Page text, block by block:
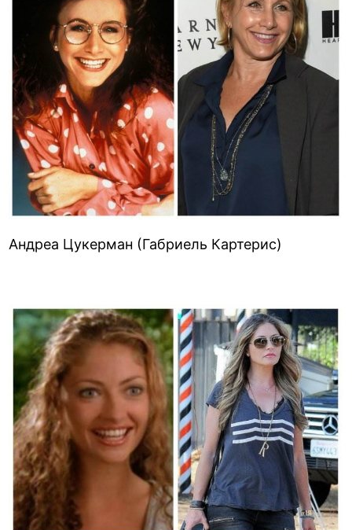
Андреа Цукерман (Габриель Картерис)